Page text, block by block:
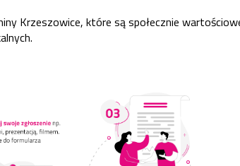
Krzeszowice, które są społecznie